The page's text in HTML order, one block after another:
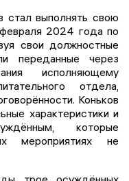
стал выполнять свою
2024 года по
свои должностные
переданные через
исполняющему
отдела,
Коньков
характеристики и
которые
мероприятиях не